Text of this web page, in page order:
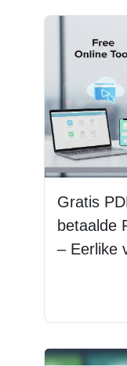
Gratis
betaalde
– Eerlike